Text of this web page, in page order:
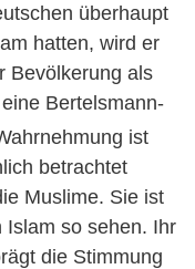
überhaupt
hatten, wird er
Bevölkerung als
Bertelsmann-
ist
betrachtet
Muslime. Sie ist
Islam so sehen. Ihr
die Stimmung